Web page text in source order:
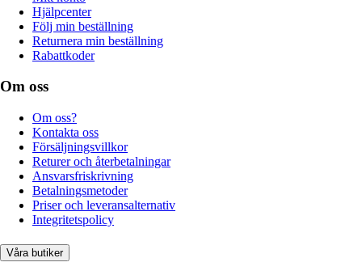
Hjälpcenter
Följ min beställning
Returnera min beställning
Rabattkoder
Om oss
Om oss?
Kontakta oss
Försäljningsvillkor
Returer och återbetalningar
Ansvarsfriskrivning
Betalningsmetoder
Priser och leveransalternativ
Integritetspolicy
Våra butiker